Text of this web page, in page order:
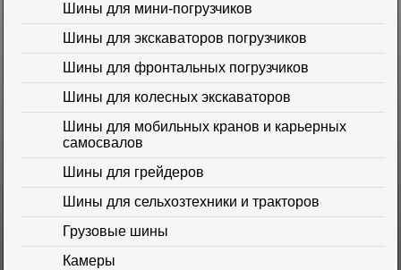
Шина 16.9-30
14PR TL Galaxy
Цена 60000 руб.
Шина 16.9-24 16PR
IND-80 OzkaЦена
46000 руб.
Шины для мини-погрузчиков
Шины для экскаваторов погрузчиков
Шины для фронтальных погрузчиков
Шины для колесных экскаваторов
Шины для мобильных кранов и карьерных
самосвалов
Шины для грейдеров
Шины для сельхозтехники и тракторов
Грузовые шины
Камеры